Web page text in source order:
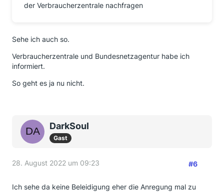
der Verbraucherzentrale nachfragen
Sehe ich auch so.
Verbraucherzentrale und Bundesnetzagentur habe ich
informiert.
So geht es ja nu nicht.
DarkSoul
Gast
28. August 2022 um 09:23 #6
Ich sehe da keine Beleidigung eher die Anregung mal zu